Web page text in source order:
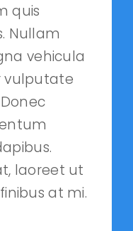
quis
Nullam
vehicula
vulputate
laoreet ut
at mi.